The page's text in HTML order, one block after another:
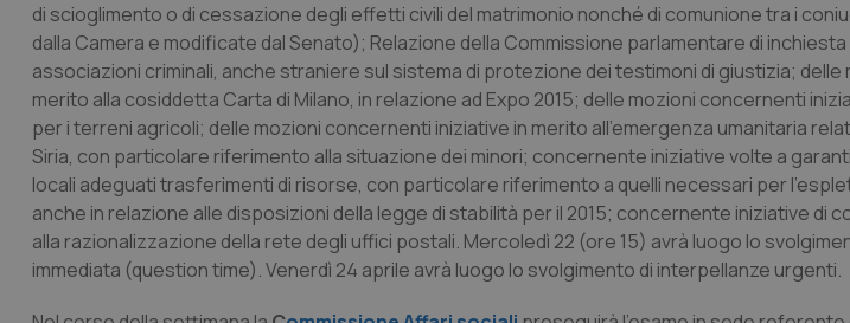
di scioglimento o di cessazione degli effetti civili del matrimonio nonché di comunione tra i
dalla Camera e modificate dal Senato); Relazione della Commissione parlamentare di
associazioni criminali, anche straniere sul sistema di protezione dei testimoni di giustizia;
merito alla cosiddetta Carta di Milano, in relazione ad Expo 2015; delle mozioni concernenti
per i terreni agricoli; delle mozioni concernenti iniziative in merito all'emergenza umanitaria
Siria, con particolare riferimento alla situazione dei minori; concernente iniziative volte a
locali adeguati trasferimenti di risorse, con particolare riferimento a quelli necessari per
anche in relazione alle disposizioni della legge di stabilità per il 2015; concernente iniziative di
alla razionalizzazione della rete degli uffici postali. Mercoledì 22 (ore 15) avrà luogo lo
immediata (question time). Venerdì 24 aprile avrà luogo lo svolgimento di interpellanze urgenti.